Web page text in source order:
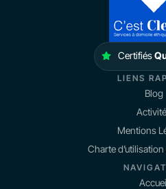
Certifiés
LIENS
Blog
Mentions
Charte